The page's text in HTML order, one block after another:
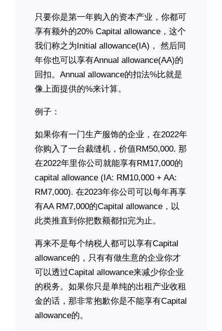
只要你是第一年购入的资本产业，你都可
享有额外的20% Capital allowance，这个
我们称之为Initial allowance(IA)， 然后同
年你也可以享有Annual allowance(AA)的
回扣。Annual allowance的扣法%比就是
像上面提供的%来计算。
例子：
如果你有一门生产服饰的企业，在2022年
你购入了一台裁缝机，价值RM50,000. 那
在2022年里你公司就能享有RM17,000的
capital allowance (IA: RM10,000 + AA:
RM7,000). 在2023年你公司可以每年再享
有AA RM7,000的Capital allowance，以
此类推直到你把数额都扣完为止。
再来不是每个纳税人都可以享有Capital
allowance的，只有有做生意的企业你才
可以透过Capital allowance来减少你企业
的税务。如果你只是单纯的出租产业收租
金的话，那非常抱歉你是不能享有Capital
allowance的。